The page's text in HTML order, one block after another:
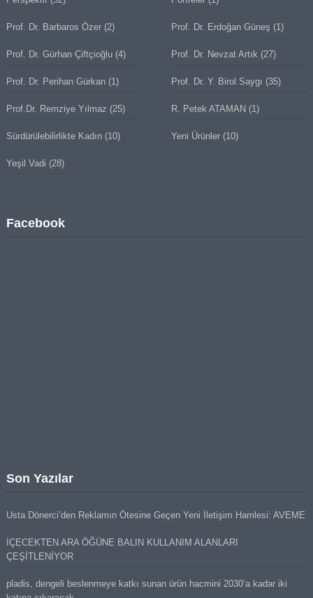
Prof. Dr. Barbaros Özer(2) Prof. Dr. Erdoğan Güneş (1)
Prof. Dr. Gürhan Çiftçioğlu(4) Prof. Dr. Nevzat Artık (27)
Prof. Dr. Perihan Gürkan(1) Prof. Dr. Y. Birol Saygı (35)
Prof.Dr. Remziye Yılmaz (25) R. Petek ATAMAN (1)
Sürdürülebilirlikte Kadın(10) Yeni Ürünler (10)
Yeşil Vadi (28)
Facebook
Son Yazılar
Usta Dönerci’den Reklamın Ötesine Geçen Yeni İletişim Hamlesi: AVEME
İÇECEKTEN ARA ÖĞÜNE BALIN KULLANIM ALANLARI
ÇEŞİTLENİYOR
pladis, dengeli beslenmeye katkı sunan ürün hacmini 2030’a kadar iki